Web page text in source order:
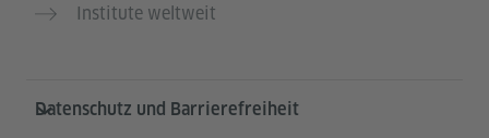
Institute weltweit
Datenschutz und Barrierefreiheit